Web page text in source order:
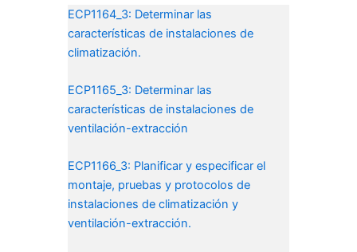
ECP1164_3: Determinar las
características de instalaciones de
climatización.
ECP1165_3: Determinar las
características de instalaciones de
ventilación-extracción
ECP1166_3: Planificar y especificar el
montaje, pruebas y protocolos de
instalaciones de climatización y
ventilación-extracción.